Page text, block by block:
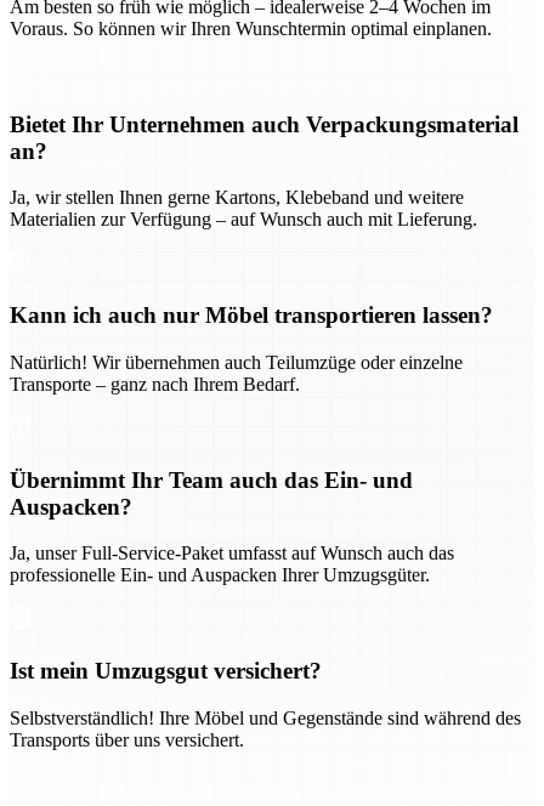
Am besten so früh wie möglich – idealerweise 2–4 Wochen im
Voraus. So können wir Ihren Wunschtermin optimal einplanen.
Bietet Ihr Unternehmen auch Verpackungsmaterial
an?
Ja, wir stellen Ihnen gerne Kartons, Klebeband und weitere
Materialien zur Verfügung – auf Wunsch auch mit Lieferung.
Kann ich auch nur Möbel transportieren lassen?
Natürlich! Wir übernehmen auch Teilumzüge oder einzelne
Transporte – ganz nach Ihrem Bedarf.
Übernimmt Ihr Team auch das Ein- und
Auspacken?
Ja, unser Full-Service-Paket umfasst auf Wunsch auch das
professionelle Ein- und Auspacken Ihrer Umzugsgüter.
Ist mein Umzugsgut versichert?
Selbstverständlich! Ihre Möbel und Gegenstände sind während des
Transports über uns versichert.